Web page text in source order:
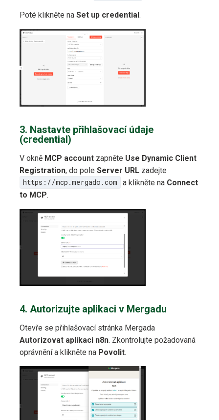
Poté klikněte na Set up credential.
3. Nastavte přihlašovací údaje
(credential)
V okně MCP account zapněte Use Dynamic Client
Registration, do pole Server URL zadejte
https://mcp.mergado.com
a klikněte na Connect
to MCP.
4. Autorizujte aplikaci v Mergadu
Otevře se přihlašovací stránka Mergada
Autorizovat aplikaci n8n. Zkontrolujte požadovaná
oprávnění a klikněte na Povolit.